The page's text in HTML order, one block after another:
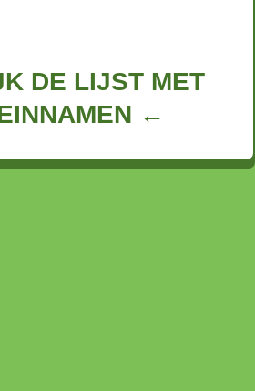
DE LIJST MET
←